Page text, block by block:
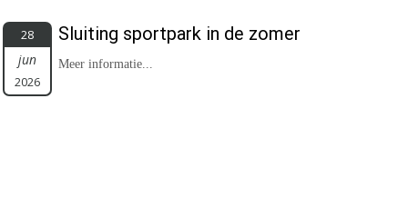
28
jun
2026
Sluiting sportpark in de zomer
Meer informatie...